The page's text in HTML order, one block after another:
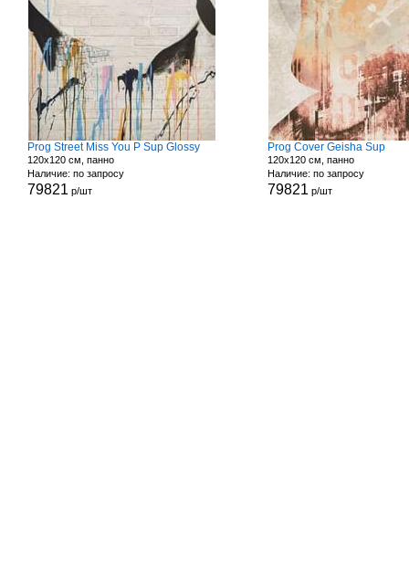
Prog Street Miss You P Sup Glossy
120x120 см, панно
Наличие: по запросу
79821 р/шт
Prog Cover Geisha Sup
120x120 см, панно
Наличие: по запросу
79821 р/шт